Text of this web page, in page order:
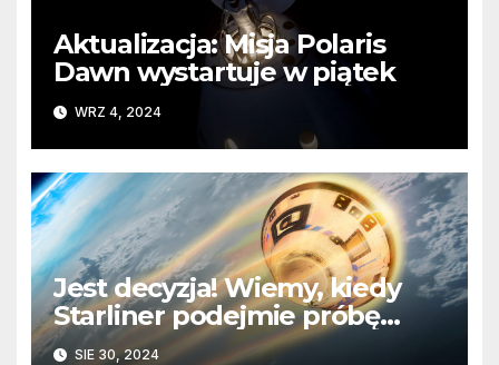
Aktualizacja: Misja Polaris
Dawn wystartuje w piątek
WRZ 4, 2024
Jest decyzja! Wiemy, kiedy
Starliner podejmie próbę
powrotu na Ziemię
SIE 30, 2024